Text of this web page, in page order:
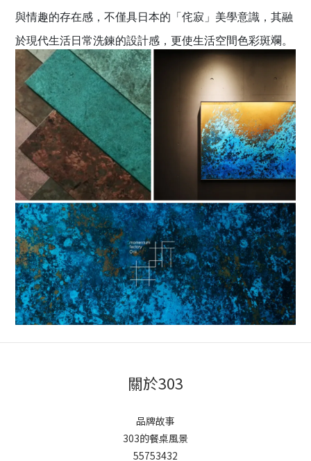
與情趣的存在感，不僅具日本的「侘寂」美學意識，其融
於現代生活日常洗鍊的設計感，更使生活空間色彩斑斕。
關於303
品牌故事
303的餐桌風景
55753432